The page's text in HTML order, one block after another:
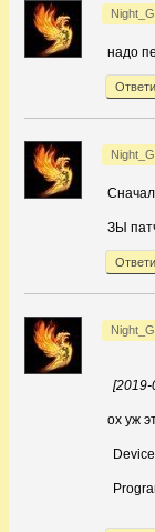
надо
ЗЫ
[2019-
ох уж